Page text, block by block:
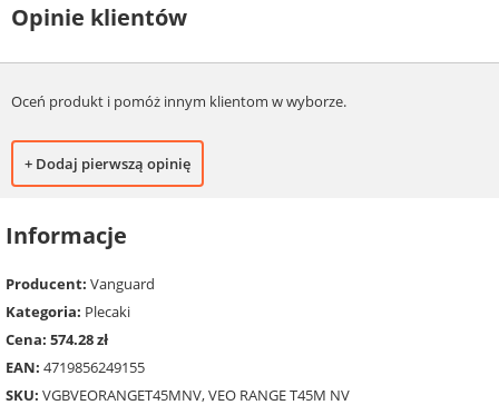
Opinie klientów
Oceń produkt i pomóż innym klientom w wyborze.
+ Dodaj pierwszą opinię
Informacje
Producent: Vanguard
Kategoria: Plecaki
Cena: 574.28 zł
EAN: 4719856249155
SKU: VGBVEORANGET45MNV, VEO RANGE T45M NV